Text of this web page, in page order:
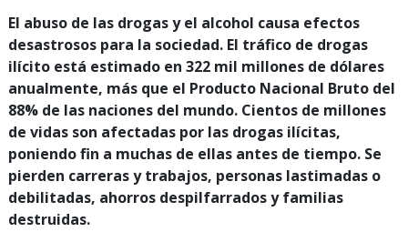
El abuso de las drogas y el alcohol causa efectos
desastrosos para la sociedad. El tráfico de drogas
ilícito está estimado en 322 mil millones de dólares
anualmente, más que el Producto Nacional Bruto del
88% de las naciones del mundo. Cientos de millones
de vidas son afectadas por las drogas ilícitas,
poniendo fin a muchas de ellas antes de tiempo. Se
pierden carreras y trabajos, personas lastimadas o
debilitadas, ahorros despilfarrados y familias
destruidas.